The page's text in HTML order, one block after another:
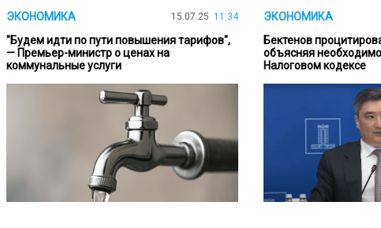
ЭКОНОМИКА 15.07.25 11:34
"Будем идти по пути повышения тарифов",
— Премьер-министр о ценах на
коммунальные услуги
ЭКОНОМИКА
Бектенов
объясняя
Налоговом кодексе